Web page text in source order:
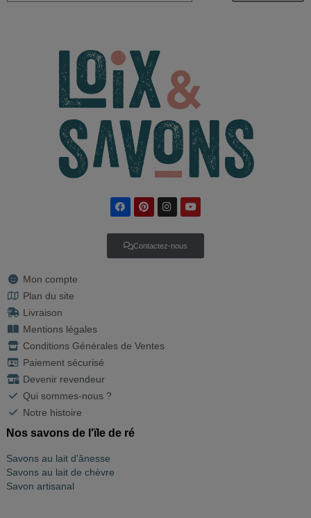
Contactez-nous
Mon compte
Plan du site
Livraison
Mentions légales
Conditions Générales de Ventes
Paiement sécurisé
Devenir revendeur
Qui sommes-nous ?
Notre histoire
Nos savons de l'ïle de ré
Savons au lait d'ânesse
Savons au lait de chèvre
Savon artisanal